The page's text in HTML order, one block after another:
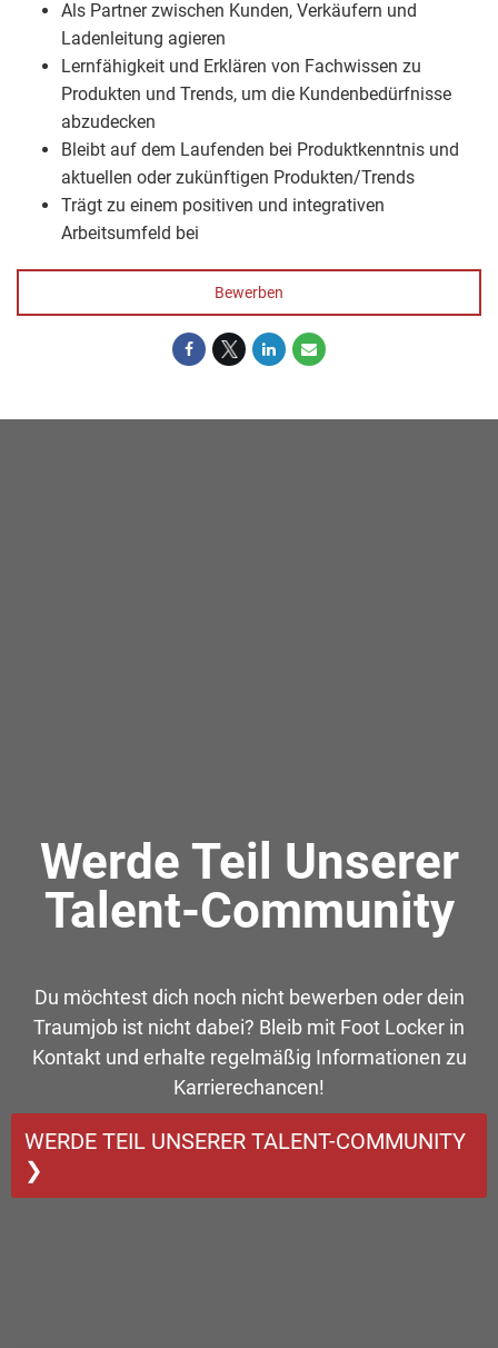
Als Partner zwischen Kunden, Verkäufern und
Ladenleitung agieren
Lernfähigkeit und Erklären von Fachwissen zu
Produkten und Trends, um die Kundenbedürfnisse
abzudecken
Bleibt auf dem Laufenden bei Produktkenntnis und
aktuellen oder zukünftigen Produkten/Trends
Trägt zu einem positiven und integrativen
Arbeitsumfeld bei
Bewerben
Werde Teil Unserer
Talent-Community
Du möchtest dich noch nicht bewerben oder dein
Traumjob ist nicht dabei? Bleib mit Foot Locker in
Kontakt und erhalte regelmäßig Informationen zu
Karrierechancen!
WERDE TEIL UNSERER TALENT-COMMUNITY
❯